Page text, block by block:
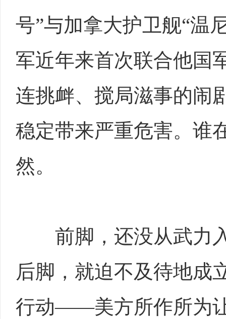
号”与加拿大护卫舰“温
军近年来首次联合他国
连挑衅、搅局滋事的闹
稳定带来严重危害。谁
然。
前脚，还没从武力入
后脚，就迫不及待地成
行动——美方所作所为